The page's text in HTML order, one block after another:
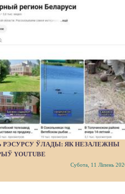
РЭСУРСУ ЎЛАДЫ: ЯК НЕЗАЛЕЖНЫ
YOUTUBE
Субота, 11 Ліпень